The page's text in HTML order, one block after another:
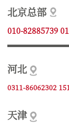
北京总部
010-82885739
河北
0311-86062302
天津